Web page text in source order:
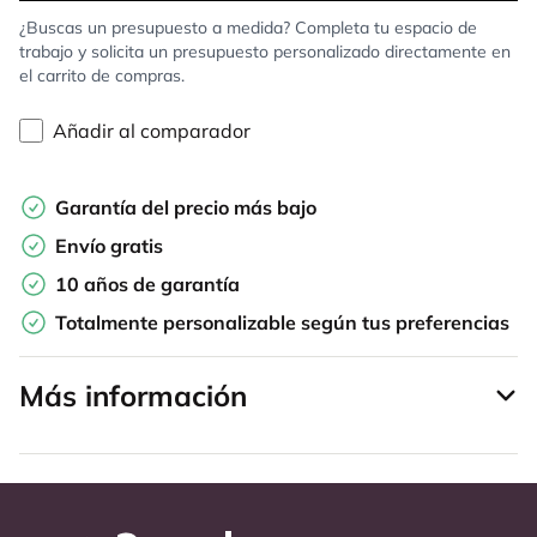
¿Buscas un presupuesto a medida? Completa tu espacio de
trabajo y solicita un presupuesto personalizado directamente en
el carrito de compras.
Añadir al comparador
Garantía del precio más bajo
Envío gratis
10 años de garantía
Totalmente personalizable según tus preferencias
Más información